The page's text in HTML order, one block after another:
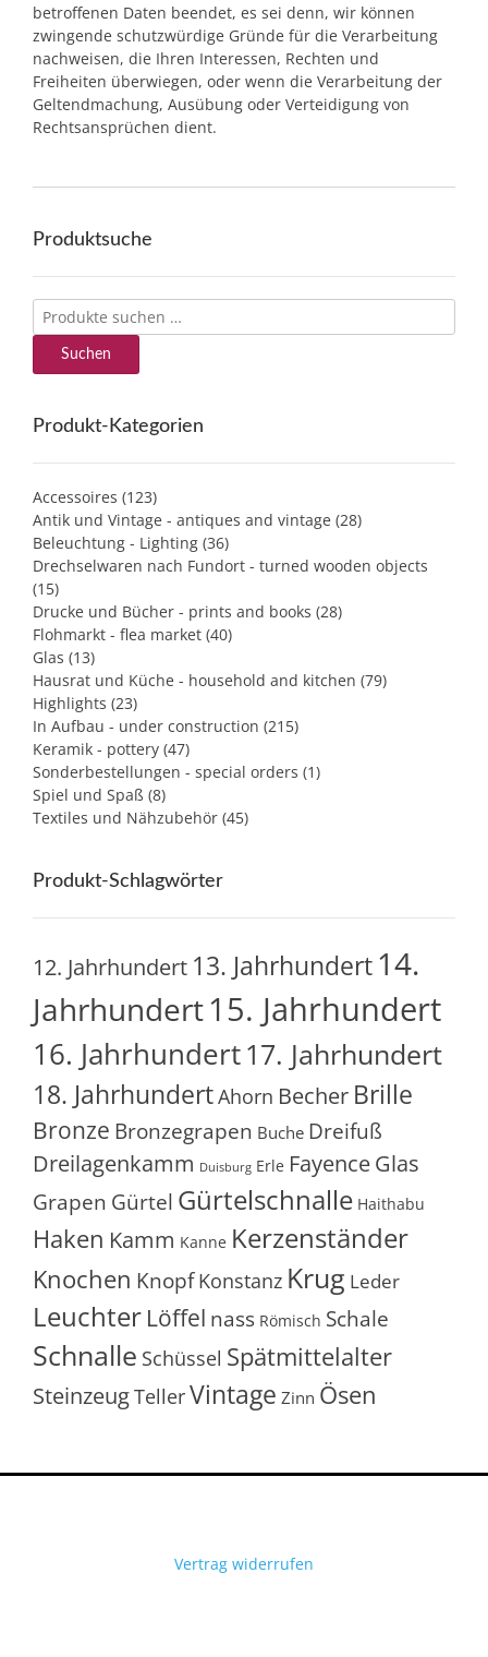
betroffenen Daten beendet, es sei denn, wir können
zwingende schutzwürdige Gründe für die Verarbeitung
nachweisen, die Ihren Interessen, Rechten und
Freiheiten überwiegen, oder wenn die Verarbeitung der
Geltendmachung, Ausübung oder Verteidigung von
Rechtsansprüchen dient.
Produktsuche
Suchen
nach:
Suchen
Produkt-Kategorien
Accessoires (123)
Antik und Vintage - antiques and vintage (28)
Beleuchtung - Lighting (36)
Drechselwaren nach Fundort - turned wooden objects
(15)
Drucke und Bücher - prints and books (28)
Flohmarkt - flea market (40)
Glas (13)
Hausrat und Küche - household and kitchen (79)
Highlights (23)
In Aufbau - under construction (215)
Keramik - pottery (47)
Sonderbestellungen - special orders (1)
Spiel und Spaß (8)
Textiles und Nähzubehör (45)
Produkt-Schlagwörter
12. Jahrhundert 13. Jahrhundert14.
Jahrhundert15. Jahrhundert
16. Jahrhundert17. Jahrhundert
18. JahrhundertAhorn Becher Brille
Bronze Bronzegrapen Buche Dreifuß
Dreilagenkamm Duisburg Erle FayenceGlas
Grapen Gürtel Gürtelschnalle Haithabu
Haken Kamm Kanne Kerzenständer
Knochen Knopf Konstanz Krug Leder
Leuchter Löffel nass Römisch Schale
Schnalle Schüssel Spätmittelalter
SteinzeugTellerVintage Zinn Ösen
Vertrag widerrufen